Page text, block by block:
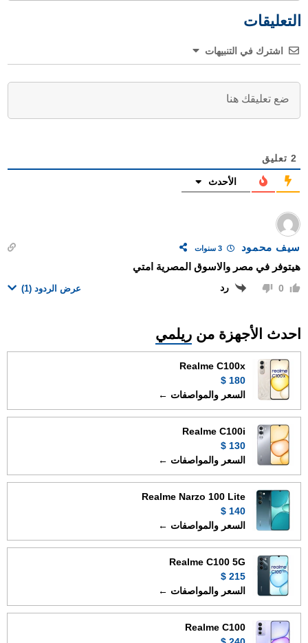
التعليقات
اشترك في التنبيهات
2 تعليق
الأحدث
سيف محمود 3 سنوات
هيتوفر في مصر والاسوق المصرية امتي
0 رد عرض الردود (1)
احدث الأجهزة من ريلمي
Realme C100x
180 $
السعر والمواصفات ←
Realme C100i
130 $
السعر والمواصفات ←
Realme Narzo 100 Lite
140 $
السعر والمواصفات ←
Realme C100 5G
215 $
السعر والمواصفات ←
Realme C100